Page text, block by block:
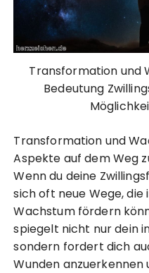
Transformation und
Bedeutung
Transformation und
Aspekte auf dem Weg
Wenn du deine
sich oft neue Wege,
Wachstum fördern
spiegelt nicht nur dein
sondern fordert dich
Wunden anzuerkennen